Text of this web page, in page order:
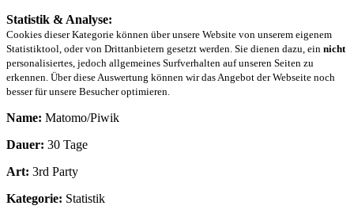
Statistik & Analyse:
Cookies dieser Kategorie können über unsere Website von unserem eigenem
Statistiktool, oder von Drittanbietern gesetzt werden. Sie dienen dazu, ein nicht
personalisiertes, jedoch allgemeines Surfverhalten auf unseren Seiten zu
erkennen. Über diese Auswertung können wir das Angebot der Webseite noch
besser für unsere Besucher optimieren.
Name: Matomo/Piwik
Dauer: 30 Tage
Art: 3rd Party
Kategorie: Statistik